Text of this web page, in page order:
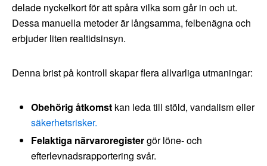
delade nyckelkort för att spåra vilka som går in och ut.
Dessa manuella metoder är långsamma, felbenägna och
erbjuder liten realtidsinsyn.
Denna brist på kontroll skapar flera allvarliga utmaningar:
Obehörig åtkomst kan leda till stöld, vandalism eller
säkerhetsrisker.
Felaktiga närvaroregistergör löne- och
efterlevnadsrapportering svår.